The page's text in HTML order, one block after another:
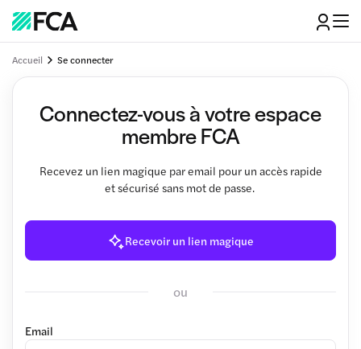
Accueil Se connecter
Connectez-vous à votre espace
membre FCA
Recevez un lien magique par email pour un accès rapide
et sécurisé sans mot de passe.
Recevoir un lien magique
ou
Email